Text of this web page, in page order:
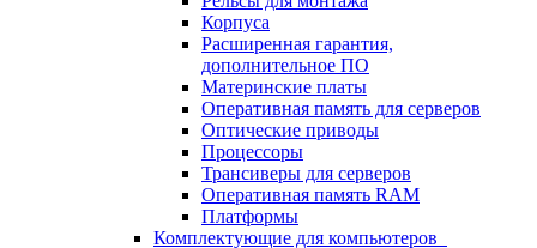
Корпуса
Расширенная гарантия,
дополнительное ПО
Материнские платы
Оперативная память для серверов
Оптические приводы
Процессоры
Трансиверы для серверов
Оперативная память RAM
Платформы
Комплектующие для компьютеров